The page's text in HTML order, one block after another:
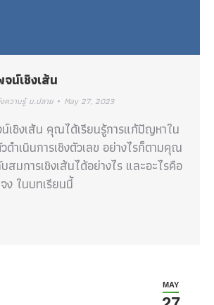
น์เชิงเส้น
ความรู้ ม.ปลาย May 27, 2023
เชิงเส้น คุณได้เรียนรู้การแก้ปัญหาใน
ดำเนินการเชิงตัวเลข อย่างไรก็ตามคุณ
สมการเชิงเส้นได้อย่างไร และอะไรคือ
ง ในบทเรียนนี้
MAY